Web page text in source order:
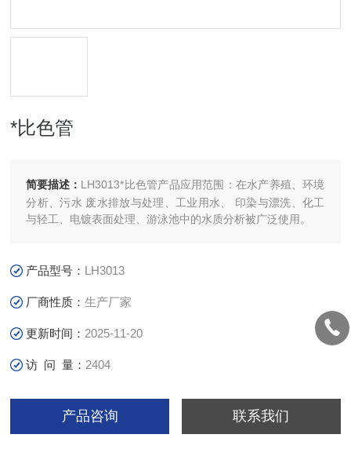
*比色管
简要描述： LH3013*比色管产品应用范围：在水产养殖、环境
分析、污水 废水排放与处理、工业用水、 印染与漂洗、化工
与轻工、电镀表面处理、游泳池中的水质分析被广泛使用。
产品型号： LH3013
厂商性质：生产厂家
更新时间： 2025-11-20
访 问 量： 2404
产品咨询 联系我们